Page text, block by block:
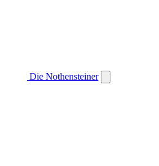
Die Nothensteiner